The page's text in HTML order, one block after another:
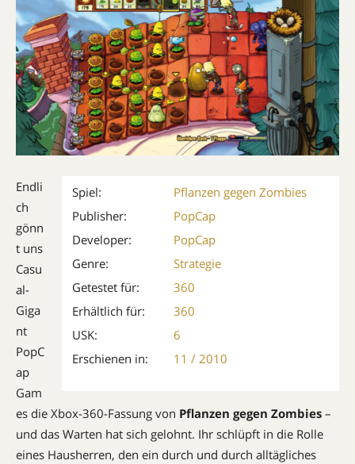
Spiel:
Pflanzen gegen Zombies
Publisher:
PopCap
Developer:
PopCap
Genre:
Strategie
Getestet für:
360
Erhältlich für:
360
USK:
6
Erschienen in:
11 / 2010
Endli
ch
gönn
t uns
Casu
al-
Giga
nt
PopC
ap
Gam
es die Xbox-360-Fassung von Pflanzen gegen Zombies –
und das Warten hat sich gelohnt. Ihr schlüpft in die Rolle
eines Hausherren, den ein durch und durch alltägliches